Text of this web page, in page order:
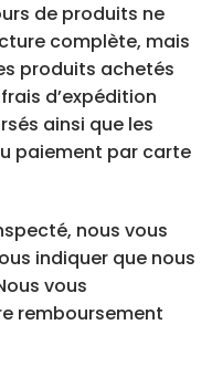
de produits ne
complète, mais
produits achetés
d’expédition
ainsi que les
paiement par carte
nous vous
indiquer que nous
vous
remboursement